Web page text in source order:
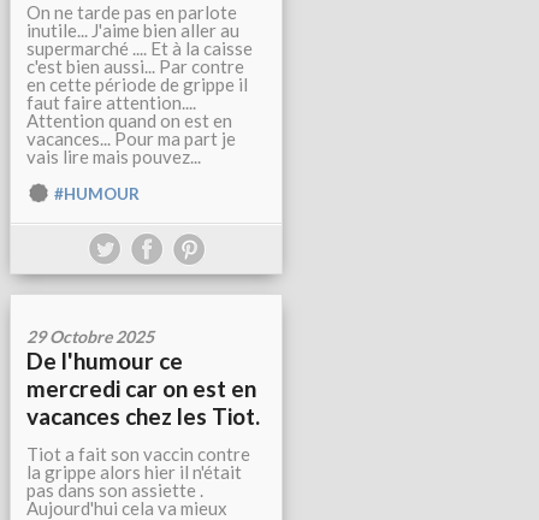
On ne tarde pas en parlote
inutile... J'aime bien aller au
supermarché .... Et à la caisse
c'est bien aussi... Par contre
en cette période de grippe il
faut faire attention....
Attention quand on est en
vacances... Pour ma part je
vais lire mais pouvez...
#HUMOUR
29 Octobre 2025
De l'humour ce
mercredi car on est en
vacances chez les Tiot.
Tiot a fait son vaccin contre
la grippe alors hier il n'était
pas dans son assiette .
Aujourd'hui cela va mieux